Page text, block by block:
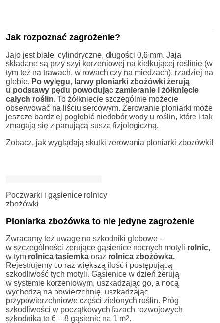
Jak rozpoznać zagrożenie?
Jajo jest białe, cylindryczne, długości 0,6 mm. Jaja
składane są przy szyi korzeniowej na kiełkującej roślinie (w
tym też na trawach, w rowach czy na miedzach), rzadziej na
glebie. Po wylęgu, larwy ploniarki zbożówki żerują
u podstawy pędu powodując zamieranie i żółknięcie
całych roślin. To żółkniecie szczególnie możecie
obserwować na liściu sercowym. Żerowanie ploniarki może
jeszcze bardziej pogłębić niedobór wody u roślin, które i tak
zmagają się z panującą suszą fizjologiczną.
Zobacz, jak wyglądają skutki żerowania ploniarki zbożówki!
Poczwarki i gąsienice rolnicy
zbożówki
Ploniarka zbożówka to nie jedyne zagrożenie
Zwracamy też uwagę na szkodniki glebowe –
w szczególności żerujące gąsienice nocnych motyli rolnic,
w tym rolnica tasiemka oraz rolnica zbożówka.
Rejestrujemy co raz większą ilość i postępującą
szkodliwość tych motyli. Gąsienice w dzień żerują
w systemie korzeniowym, uszkadzając go, a nocą
wychodzą na powierzchnię, uszkadzając
przypowierzchniowe części zielonych roślin. Próg
szkodliwości w początkowych fazach rozwojowych
szkodnika to 6 – 8 gąsienic na 1 m2.